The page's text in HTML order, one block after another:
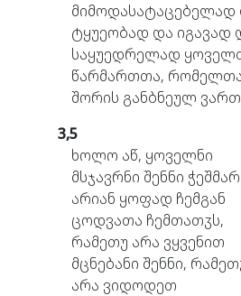
მიმოდასატაცებელად
ტყუეობად და იგავად
საყუედრელად
წარმართთა,
შორის განბნეულ
3,5
ხოლო აწ, ყოველნი
მსჯავრნი შენნი
არიან ყოფად ჩემგან
ცოდვათა ჩემთათჳს,
რამეთუ არა ვყვენით
მცნებანი შენნი,
არა ვიდოდეთ